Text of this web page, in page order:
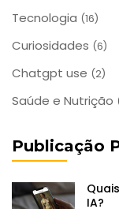
Tecnologia (16)
Curiosidades (6)
Chatgpt use (2)
Saúde e Nutrição
Publicação
IA?